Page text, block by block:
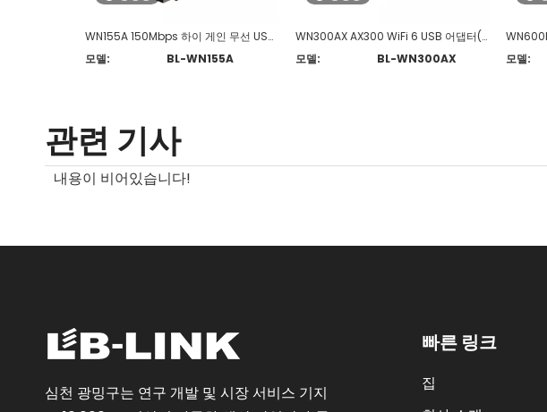
WN155A 150Mbps 하이 게인 무선 USB 어댑터
모델:
BL-WN155A
WN300AX AX300 WiFi 6 USB 어댑터(하이게인 안테나 포함)
모델:
BL-WN300AX
모델:
관련 기사
내용이 비어있습니다!
심천 광밍구는 연구 개발 및 시장 서비스 기지
빠른 링크
집